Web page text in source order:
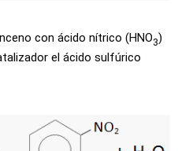
con ácido nítrico (HNO3)
el ácido sulfúrico